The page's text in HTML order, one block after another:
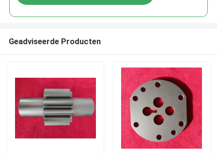
Geadviseerde Producten